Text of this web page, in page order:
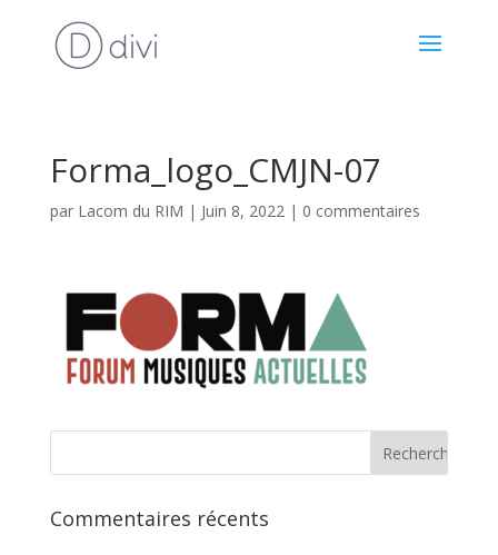
Forma_logo_CMJN-07
par Lacom du RIM | Juin 8, 2022| 0 commentaires
Commentaires récents